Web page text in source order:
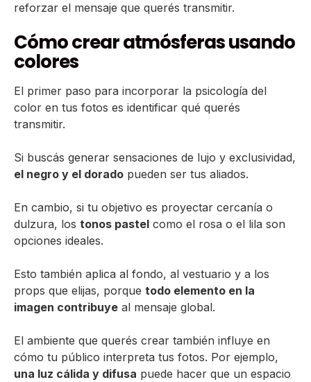
reforzar el mensaje que querés transmitir.
Cómo crear atmósferas usando
colores
El primer paso para incorporar la psicología del
color en tus fotos es identificar qué querés
transmitir.
Si buscás generar sensaciones de lujo y exclusividad,
el negro y el dorado pueden ser tus aliados.
En cambio, si tu objetivo es proyectar cercanía o
dulzura, los tonos pastel como el rosa o el lila son
opciones ideales.
Esto también aplica al fondo, al vestuario y a los
props que elijas, porque todo elemento en la
imagen contribuye al mensaje global.
El ambiente que querés crear también influye en
cómo tu público interpreta tus fotos. Por ejemplo,
una luz cálida y difusa puede hacer que un espacio